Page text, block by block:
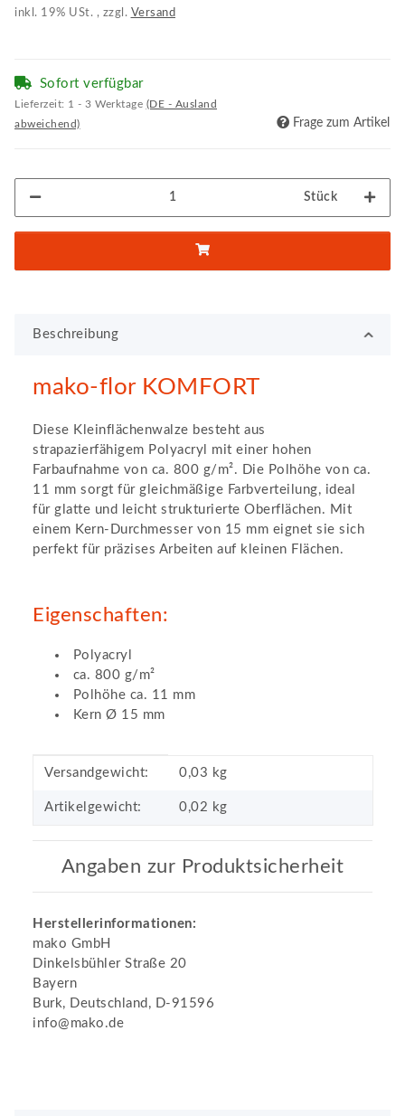
inkl. 19% USt. , zzgl. Versand
Sofort verfügbar
Lieferzeit: 1 - 3 Werktage (DE - Ausland
abweichend)
Frage zum Artikel
Stück
Beschreibung
mako-flor KOMFORT
Diese Kleinflächenwalze besteht aus
strapazierfähigem Polyacryl mit einer hohen
Farbaufnahme von ca. 800 g/m². Die Polhöhe von ca.
11 mm sorgt für gleichmäßige Farbverteilung, ideal
für glatte und leicht strukturierte Oberflächen. Mit
einem Kern-Durchmesser von 15 mm eignet sie sich
perfekt für präzises Arbeiten auf kleinen Flächen.
Eigenschaften:
Polyacryl
ca. 800 g/m²
Polhöhe ca. 11 mm
Kern Ø 15 mm
Produkteigenschaft
Wert
Versandgewicht: 0,03 kg
Artikelgewicht: 0,02 kg
Angaben zur Produktsicherheit
Herstellerinformationen:
mako GmbH
Dinkelsbühler Straße 20
Bayern
Burk, Deutschland, D-91596
info@mako.de